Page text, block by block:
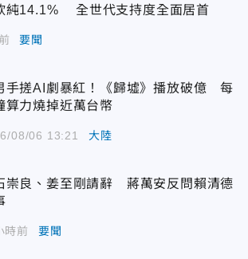
純14.1% 全世代支持度全面居首
要聞
手搓AI劇暴紅！《歸墟》播放破億 每
算力燒掉近萬台幣
08/06 13:21 大陸
崇良、姜至剛請辭 蔣萬安反問賴清德
時前 要聞